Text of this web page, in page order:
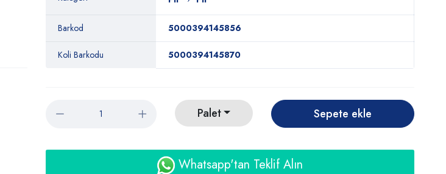
Barkod 5000394145856
Koli Barkodu 5000394145870
Palet Sepete ekle
Whatsapp'tan Teklif Alın